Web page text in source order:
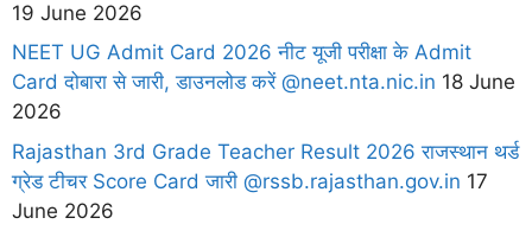
19 June 2026
NEET UG Admit Card 2026 नीट यूजी परीक्षा के Admit
Card दोबारा से जारी, डाउनलोड करें @neet.nta.nic.in 18 June
2026
Rajasthan 3rd Grade Teacher Result 2026 राजस्थान थर्ड
ग्रेड टीचर Score Card जारी @rssb.rajasthan.gov.in 17
June 2026